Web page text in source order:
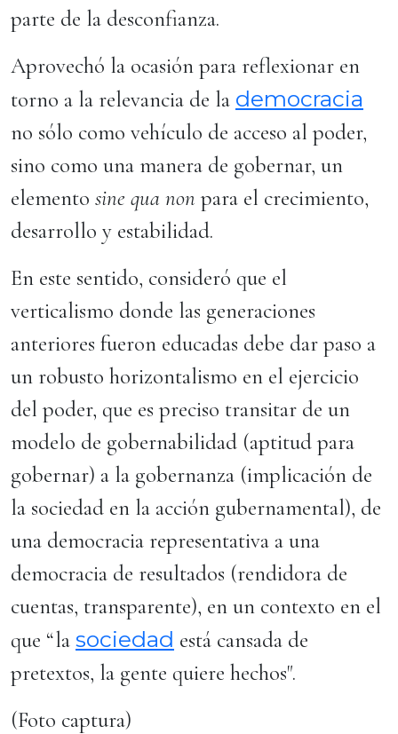
parte de la desconfianza.
Aprovechó la ocasión para reflexionar en
torno a la relevancia de la democracia
no sólo como vehículo de acceso al poder,
sino como una manera de gobernar, un
elemento sine qua non para el crecimiento,
desarrollo y estabilidad.
En este sentido, consideró que el
verticalismo donde las generaciones
anteriores fueron educadas debe dar paso a
un robusto horizontalismo en el ejercicio
del poder, que es preciso transitar de un
modelo de gobernabilidad (aptitud para
gobernar) a la gobernanza (implicación de
la sociedad en la acción gubernamental), de
una democracia representativa a una
democracia de resultados (rendidora de
cuentas, transparente), en un contexto en el
que “la sociedad está cansada de
pretextos, la gente quiere hechos".
(Foto captura)